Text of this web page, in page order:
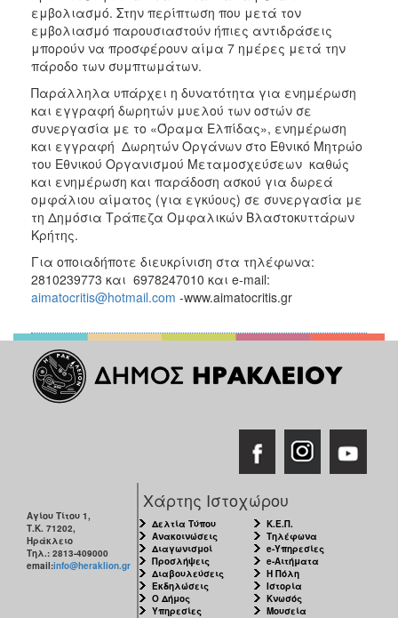
εμβολιασμό. Στην περίπτωση που μετά τον
εμβολιασμό παρουσιαστούν ήπιες αντιδράσεις
μπορούν να προσφέρουν αίμα 7 ημέρες μετά την
πάροδο των συμπτωμάτων.
Παράλληλα υπάρχει η δυνατότητα για ενημέρωση
και εγγραφή δωρητών μυελού των οστών σε
συνεργασία με το «Όραμα Ελπίδας», ενημέρωση
και εγγραφή Δωρητών Οργάνων στο Εθνικό Μητρώο
του Εθνικού Οργανισμού Μεταμοσχεύσεων καθώς
και ενημέρωση και παράδοση ασκού για δωρεά
ομφάλιου αίματος (για εγκύους) σε συνεργασία με
τη Δημόσια Τράπεζα Ομφαλικών Βλαστοκυττάρων
Κρήτης.
Για οποιαδήποτε διευκρίνιση στα τηλέφωνα:
2810239773 και 6978247010 και e-mail:
aimatocritis@hotmail.com -www.aimatocritis.gr
Αγίου Τίτου 1,
Τ.Κ. 71202,
Ηράκλειο
Τηλ.: 2813-409000
email:info@heraklion.gr
Χάρτης Ιστοχώρου
Δελτία Τύπου
Ανακοινώσεις
Διαγωνισμοί
Προσλήψεις
Διαβουλεύσεις
Εκδηλώσεις
Ο Δήμος
Υπηρεσίες
Κ.Ε.Π.
Τηλέφωνα
e-Υπηρεσίες
e-Αιτήματα
Η Πόλη
Ιστορία
Κνωσός
Μουσεία